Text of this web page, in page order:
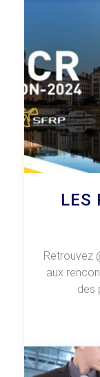
LES
Retrouvez
aux
des